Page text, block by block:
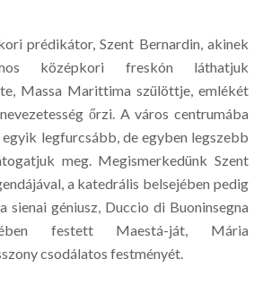
prédikátor, Szent Bernardin, akinek
középkori freskón láthatjuk
Massa Marittima szülöttje, emlékét
őrzi. A város centrumába
egyik legfurcsább, de egyben legszebb
meg. Megismerkedünk Szent
a katedrális belsejében pedig
sienai géniusz, Duccio di Buoninsegna
festett Maestá-ját, Mária
csodálatos festményét.